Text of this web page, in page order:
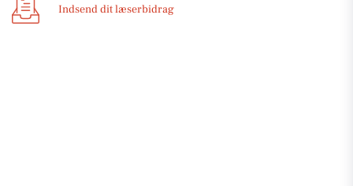
Indsend dit læserbidrag